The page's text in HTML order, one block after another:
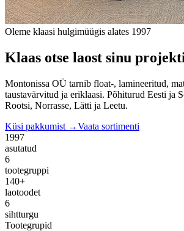
Oleme klaasi hulgimüügis alates 1997
Klaas otse laost sinu
Montonissa OÜ tarnib float-, lamineeritud,
taustavärvitud ja eriklaasi. Põhiturud Eesti ja
Rootsi, Norrasse, Lätti ja Leetu.
Küsi pakkumist →Vaata sortimenti
1997
asutatud
6
tootegruppi
140+
laotoodet
6
sihtturgu
Tootegrupid